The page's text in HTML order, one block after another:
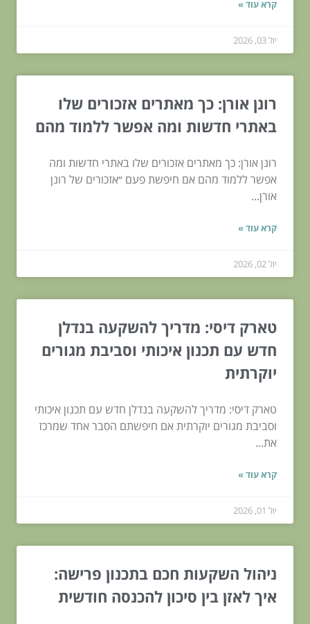
קרא עוד »
יול 03, 2026
רונן אורן: כך מאתרים אזכורים שלו
באתרי חדשות ומה אפשר ללמוד מהם
רונן אורן: כך מאתרים אזכורים שלו באתרי חדשות ומה
אפשר ללמוד מהם אם חיפשת פעם ״אזכורים של רונן
אורן...
קרא עוד »
יול 02, 2026
טארק דיסי: מדריך להשקעה בנדלן
חדש עם תכנון איכותי וסביבת מגורים
יוקרתית
טארק דיסי: מדריך להשקעה בנדלן חדש עם תכנון איכותי
וסביבת מגורים יוקרתית אם חיפשתם הסבר אחד שמרכז
את...
קרא עוד »
יול 01, 2026
ניהול השקעות חכם בתכנון פרישה:
איך לאזן בין סיכון להכנסה חודשית